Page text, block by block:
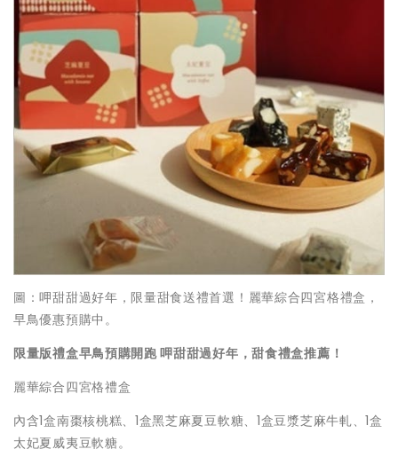
圖：呷甜甜過好年，限量甜食送禮首選！麗華綜合四宮格禮盒，
早鳥優惠預購中。
限量版禮盒早鳥預購開跑 呷甜甜過好年，甜食禮盒推薦！
麗華綜合四宮格禮盒
內含1盒南棗核桃糕、1盒黑芝麻夏豆軟糖、1盒豆漿芝麻牛軋、1盒
太妃夏威夷豆軟糖。